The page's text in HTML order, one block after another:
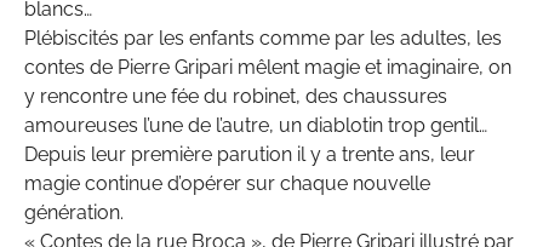
blancs…
Plébiscités par les enfants comme par les adultes, les
contes de Pierre Gripari mêlent magie et imaginaire, on
y rencontre une fée du robinet, des chaussures
amoureuses l’une de l’autre, un diablotin trop gentil…
Depuis leur première parution il y a trente ans, leur
magie continue d’opérer sur chaque nouvelle
génération.
« Contes de la rue Broca », de Pierre Gripari illustré par